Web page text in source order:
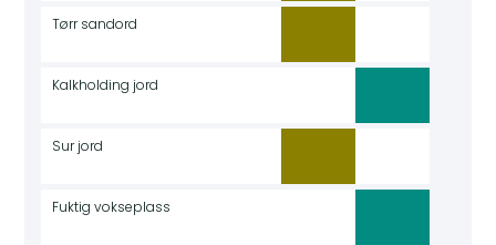
Tørr sandord
Kalkholding jord
Sur jord
Fuktig vokseplass